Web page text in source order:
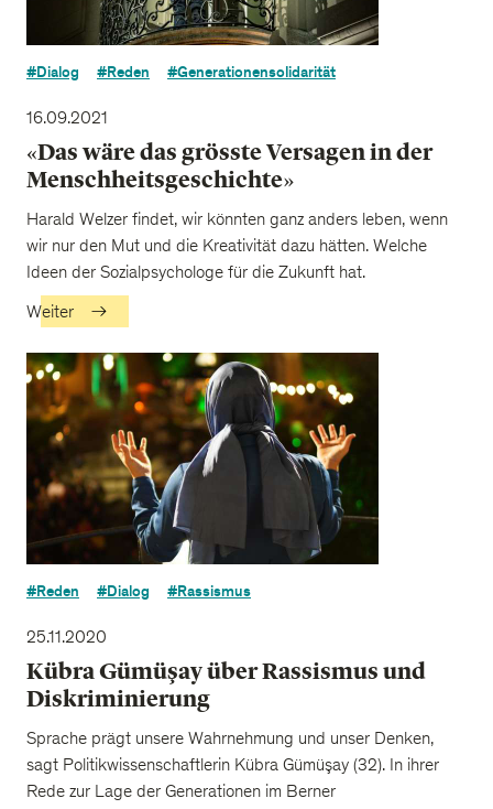
#Dialog #Reden #Generationensolidarität
16.09.2021
«Das wäre das grösste Versagen in der
Menschheitsgeschichte»
Harald Welzer findet, wir könnten ganz anders leben, wenn
wir nur den Mut und die Kreativität dazu hätten. Welche
Ideen der Sozialpsychologe für die Zukunft hat.
Weiter
#Reden #Dialog #Rassismus
25.11.2020
Kübra Gümüşay über Rassismus und
Diskriminierung
Sprache prägt unsere Wahrnehmung und unser Denken,
sagt Politikwissenschaftlerin Kübra Gümüşay (32). In ihrer
Rede zur Lage der Generationen im Berner